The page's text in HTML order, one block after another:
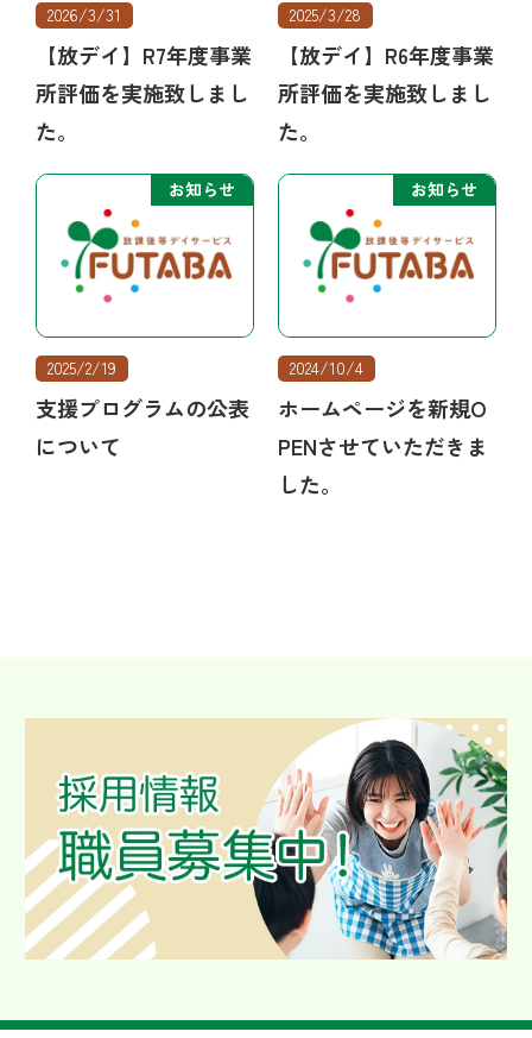
2026/3/31
【放デイ】R7年度事業
所評価を実施致しまし
た。
2025/3/28
【放デイ】R6年度事業
所評価を実施致しまし
た。
お知らせ
2025/2/19
支援プログラムの公表
について
お知らせ
2024/10/4
ホームページを新規O
PENさせていただきま
した。